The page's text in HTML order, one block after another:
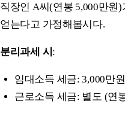
직장인 A씨(연봉 5,000만원
얻는다고 가정해봅시다.
분리과세 시 :
임대소득 세금: 3,000만
근로소득 세금: 별도 (연